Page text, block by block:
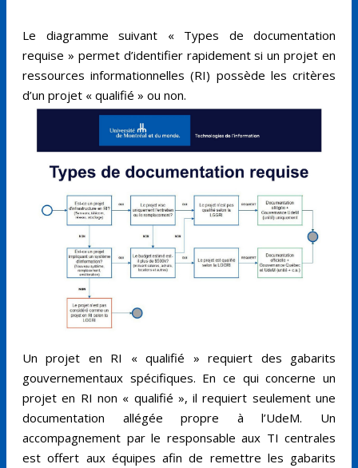
Le diagramme suivant « Types de documentation
requise » permet d’identifier rapidement si un projet en
ressources informationnelles (RI) possède les critères
d’un projet « qualifié » ou non.
Un projet en RI « qualifié » requiert des gabarits
gouvernementaux spécifiques. En ce qui concerne un
projet en RI non « qualifié », il requiert seulement une
documentation allégée propre à l’UdeM. Un
accompagnement par le responsable aux TI centrales
est offert aux équipes afin de remettre les gabarits